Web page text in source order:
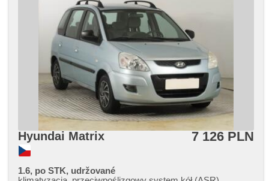
Hyundai Matrix 7 126 PLN
1.6, po STK, udržované